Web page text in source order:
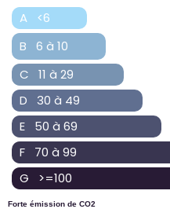
A <6
B 6 à 10
C 11 à 29
D 30 à 49
E 50 à 69
F 70 à 99
G >=100
Forte émission de CO2